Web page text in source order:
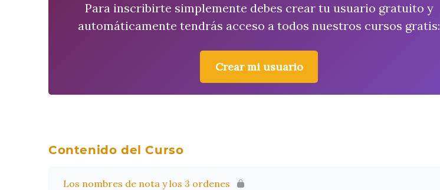
Para inscribirte simplemente debes crear tu usuario gratuito y
automáticamente tendrás acceso a todos nuestros cursos gratis:
Crear mi usuario
Contenido del Curso
Los nombres de nota y los 3 ordenes